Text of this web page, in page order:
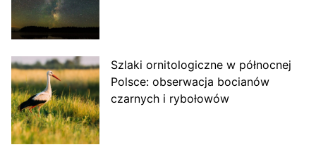
Szlaki ornitologiczne w północnej
Polsce: obserwacja bocianów
czarnych i rybołowów